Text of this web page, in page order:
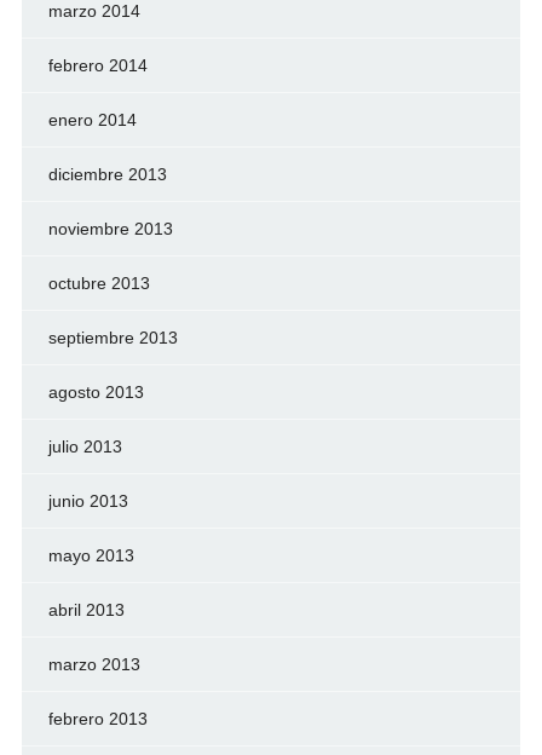
marzo 2014
febrero 2014
enero 2014
diciembre 2013
noviembre 2013
octubre 2013
septiembre 2013
agosto 2013
julio 2013
junio 2013
mayo 2013
abril 2013
marzo 2013
febrero 2013